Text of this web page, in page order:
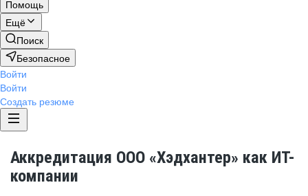
Помощь
Ещё
Поиск
Безопасное
Войти
Войти
Создать резюме
Аккредитация ООО «Хэдхантер» как ИТ-
компании